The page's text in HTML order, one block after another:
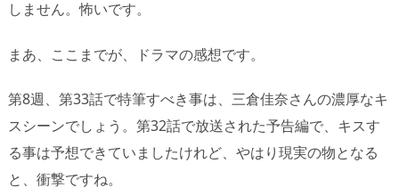
しません。怖いです。
まあ、ここまでが、ドラマの感想です。
第8週、第33話で特筆すべき事は、三倉佳奈さんの濃厚なキ
スシーンでしょう。第32話で放送された予告編で、キスす
る事は予想できていましたけれど、やはり現実の物となる
と、衝撃ですね。